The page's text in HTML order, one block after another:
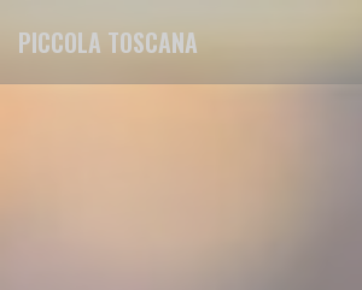
PICCOLA TOSCANA